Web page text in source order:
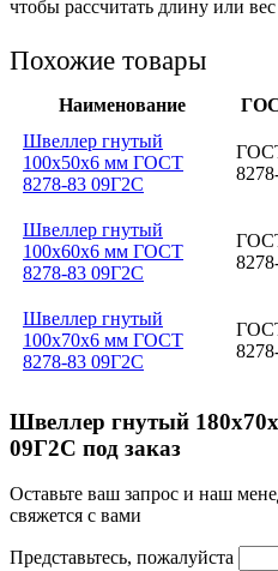
чтобы рассчитать длину или
Похожие товары
Наименование
Швеллер гнутый
100x50x6 мм ГОСТ
8278-83 09Г2С
Швеллер гнутый
100x60x6 мм ГОСТ
8278-83 09Г2С
Швеллер гнутый
100x70x6 мм ГОСТ
8278-83 09Г2С
Швеллер гнутый
09Г2С под заказ
Оставьте ваш запрос и наш
свяжется с вами
Представьтесь, пожалуйста